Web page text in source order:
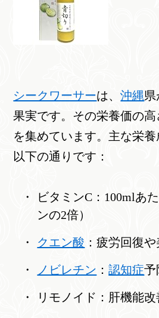
シークワーサーは、沖縄県
果実です。その栄養価の高
を集めています。主な栄
以下の通りです：
ビタミンC：100mlあ
ンの2倍）
クエン酸 ：疲労回復
ノビレチン ：認知症予
リモノイド：肝機能